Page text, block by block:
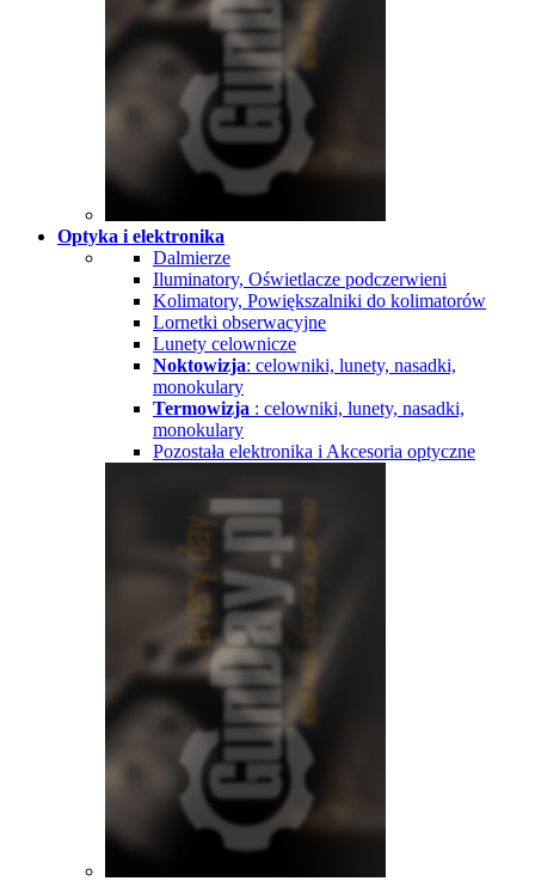
Optyka i elektronika
Dalmierze
Iluminatory, Oświetlacze podczerwieni
Kolimatory, Powiększalniki do kolimatorów
Lornetki obserwacyjne
Lunety celownicze
Noktowizja: celowniki, lunety, nasadki,
monokulary
Termowizja : celowniki, lunety, nasadki,
monokulary
Pozostała elektronika i Akcesoria optyczne